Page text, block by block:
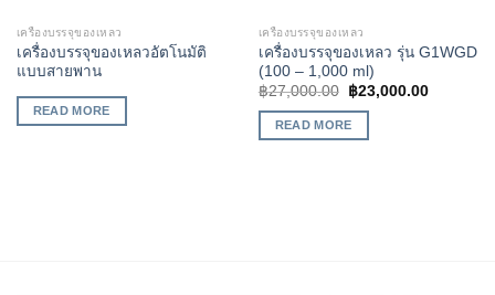
เครื่องบรรจุของเหลว
เครื่องบรรจุของเหลวอัตโนมัติ
แบบสายพาน
READ MORE
เครื่องบรรจุของเหลว
เครื่องบรรจุของเหลว รุ่น G1WGD
(100 – 1,000 ml)
฿27,000.00 ฿23,000.00
READ MORE